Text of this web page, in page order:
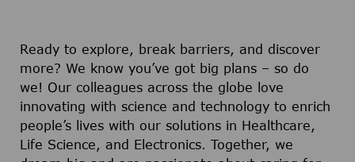
Ready to explore, break barriers, and discover
more? We know you’ve got big plans – so do
we! Our colleagues across the globe love
innovating with science and technology to enrich
people’s lives with our solutions in Healthcare,
Life Science, and Electronics. Together, we